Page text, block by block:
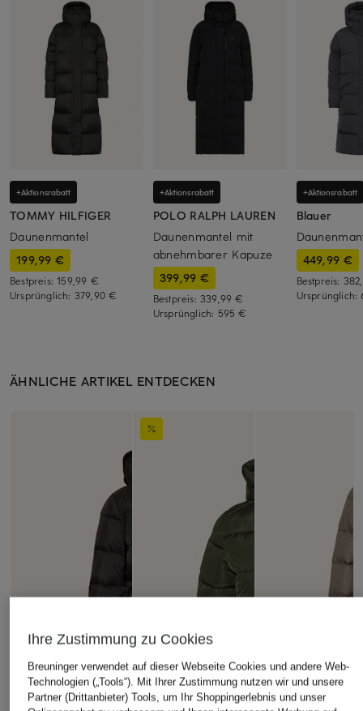
+Aktionsrabatt
TOMMY HILFIGER
Daunenmantel
199,99 €
Bestpreis:159,99 €
Ursprünglich: 379,90 €
+Aktionsrabatt
POLO RALPH LAUREN
Daunenmantel mit
abnehmbarer Kapuze
399,99 €
Bestpreis: 339,99 €
Ursprünglich: 595 €
+Aktionsrabatt
Blauer
449,99 €
Bestpreis:
Ursprünglich:
ÄHNLICHE ARTIKEL ENTDECKEN
Ihre Zustimmung zu Cookies
Breuninger verwendet auf dieser Webseite Cookies und andere Web-
Technologien („Tools“). Mit Ihrer Zustimmung nutzen wir und unsere
Partner (Drittanbieter) Tools, um Ihr Shoppingerlebnis und unser